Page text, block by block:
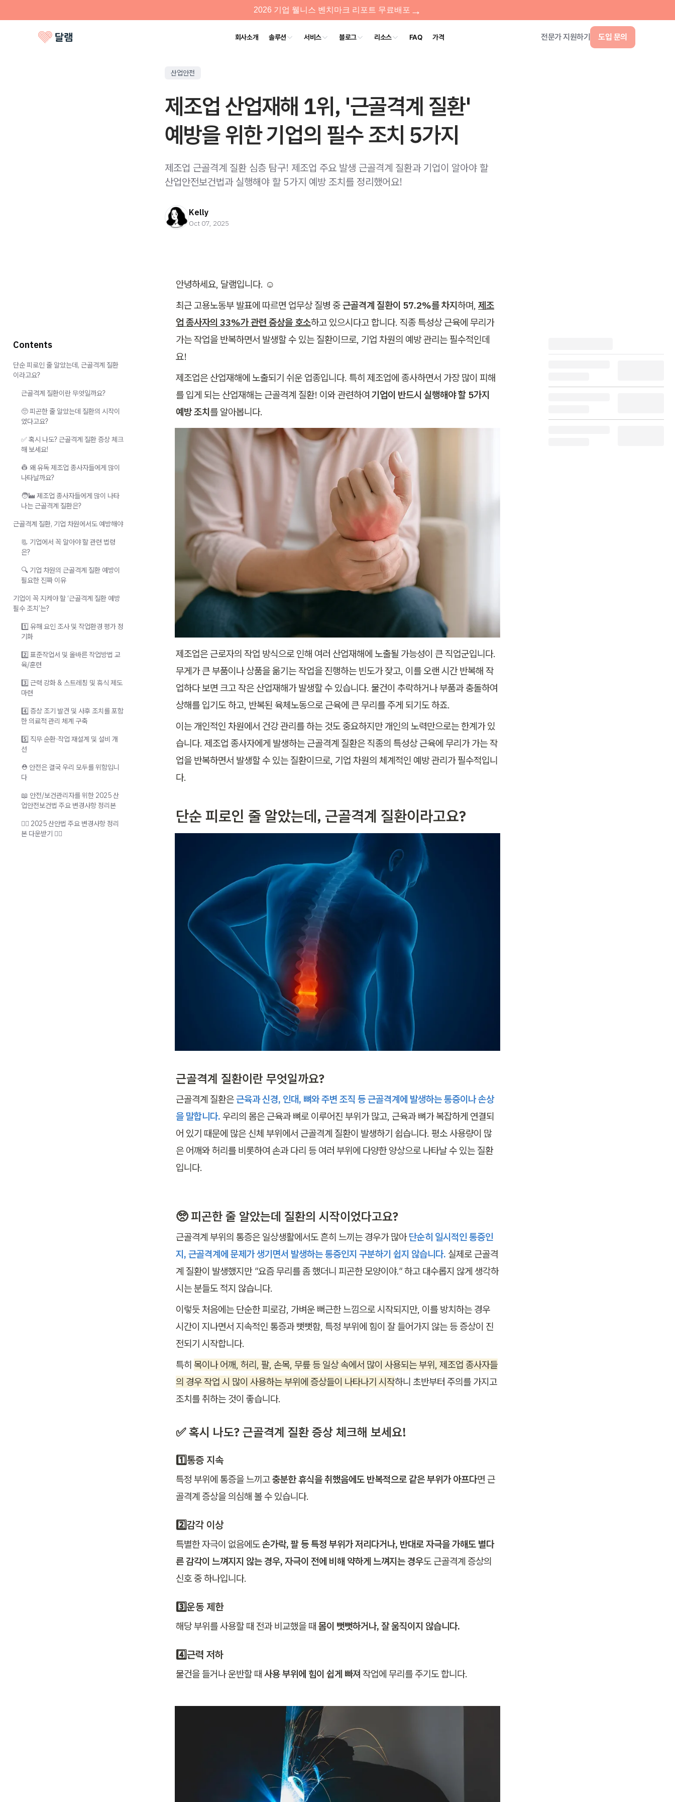
산업안전
제조업 산업재해 1위, '근골격계 질환'
예방을 위한 기업의 필수 조치 5가지
제조업 근골격계 질환 심층 탐구! 제조업 주요 발생 근골격계 질환과 기업이 알아야 할
산업안전보건법과 실행해야 할 5가지 예방 조치를 정리했어요!
Kelly
Oct 07, 2025
안녕하세요, 달램입니다. ☺️
최근 고용노동부 발표에 따르면 업무상 질병 중 근골격계 질환이 57.2%를 차지하며, 제조
업 종사자의 33%가 관련 증상을 호소하고 있으시다고 합니다. 직종 특성상 근육에 무리가
가는 작업을 반복하면서 발생할 수 있는 질환이므로, 기업 차원의 예방 관리는 필수적인데
요!
제조업은 산업재해에 노출되기 쉬운 업종입니다. 특히 제조업에 종사하면서 가장 많이 피해
를 입게 되는 산업재해는 근골격계 질환! 이와 관련하여 기업이 반드시 실행해야 할 5가지
예방 조치를 알아봅니다.
제조업은 근로자의 작업 방식으로 인해 여러 산업재해에 노출될 가능성이 큰 직업군입니다.
무게가 큰 부품이나 상품을 옮기는 작업을 진행하는 빈도가 잦고, 이를 오랜 시간 반복해 작
업하다 보면 크고 작은 산업재해가 발생할 수 있습니다. 물건이 추락하거나 부품과 충돌하여
상해를 입기도 하고, 반복된 육체노동으로 근육에 큰 무리를 주게 되기도 하죠.
이는 개인적인 차원에서 건강 관리를 하는 것도 중요하지만 개인의 노력만으로는 한계가 있
습니다. 제조업 종사자에게 발생하는 근골격계 질환은 직종의 특성상 근육에 무리가 가는 작
업을 반복하면서 발생할 수 있는 질환이므로, 기업 차원의 체계적인 예방 관리가 필수적입니
다.
단순 피로인 줄 알았는데, 근골격계 질환이라고요?
근골격계 질환이란 무엇일까요?
근골격계 질환은 근육과 신경, 인대, 뼈와 주변 조직 등 근골격계에 발생하는 통증이나 손상
을 말합니다. 우리의 몸은 근육과 뼈로 이루어진 부위가 많고, 근육과 뼈가 복잡하게 연결되
어 있기 때문에 많은 신체 부위에서 근골격계 질환이 발생하기 쉽습니다. 평소 사용량이 많
은 어깨와 허리를 비롯하여 손과 다리 등 여러 부위에 다양한 양상으로 나타날 수 있는 질환
입니다.
🥺 피곤한 줄 알았는데 질환의 시작이었다고요?
근골격계 부위의 통증은 일상생활에서도 흔히 느끼는 경우가 많아 단순히 일시적인 통증인
지, 근골격계에 문제가 생기면서 발생하는 통증인지 구분하기 쉽지 않습니다. 실제로 근골격
계 질환이 발생했지만 "요즘 무리를 좀 했더니 피곤한 모양이야." 하고 대수롭지 않게 생각하
시는 분들도 적지 않습니다.
이렇듯 처음에는 단순한 피로감, 가벼운 뻐근한 느낌으로 시작되지만, 이를 방치하는 경우
시간이 지나면서 지속적인 통증과 뻣뻣함, 특정 부위에 힘이 잘 들어가지 않는 등 증상이 진
전되기 시작합니다.
특히 목이나 어깨, 허리, 팔, 손목, 무릎 등 일상 속에서 많이 사용되는 부위, 제조업 종사자들
의 경우 작업 시 많이 사용하는 부위에 증상들이 나타나기 시작하니 초반부터 주의를 가지고
✅ 혹시 나도? 근골격계 질환 증상 체크해 보세요!
1️⃣통증 지속
특정 부위에 통증을 느끼고 충분한 휴식을 취했음에도 반복적으로 같은 부위가 아프다면 근
골격계 증상을 의심해 볼 수 있습니다.
2️⃣감각 이상
특별한 자극이 없음에도 손가락, 팔 등 특정 부위가 저리다거나, 반대로 자극을 가해도 별다
른 감각이 느껴지지 않는 경우, 자극이 전에 비해 약하게 느껴지는 경우도 근골격계 증상의
신호 중 하나입니다.
3️⃣운동 제한
해당 부위를 사용할 때 전과 비교했을 때 몸이 뻣뻣하거나, 잘 움직이지 않습니다.
4️⃣근력 저하
물건을 들거나 운반할 때 사용 부위에 힘이 쉽게 빠져 작업에 무리를 주기도 합니다.
Contents
단순 피로인 줄 알았는데, 근골격계 질환
이라고요?
근골격계 질환이란 무엇일까요?
🥺 피곤한 줄 알았는데 질환의 시작이
었다고요?
✅ 혹시 나도? 근골격계 질환 증상 체크
해 보세요!
👷 왜 유독 제조업 종사자들에게 많이
나타날까요?
🧑‍🏭 제조업 종사자들에게 많이 나타
나는 근골격계 질환은?
근골격계 질환, 기업 차원에서도 예방해야
📃 기업에서 꼭 알아야 할 관련 법령
은?
🔍 기업 차원의 근골격계 질환 예방이
필요한 진짜 이유
기업이 꼭 지켜야 할 ‘근골격계 질환 예방
필수 조치’는?
1️⃣ 유해 요인 조사 및 작업환경 평가 정
기화
2️⃣ 표준작업서 및 올바른 작업방법 교
육/훈련
3️⃣ 근력 강화 & 스트레칭 및 휴식 제도
마련
4️⃣ 증상 조기 발견 및 사후 조치를 포함
한 의료적 관리 체계 구축
5️⃣ 직무 순환·작업 재설계 및 설비 개
선
⛑️ 안전은 결국 우리 모두를 위함입니
다
📖 안전/보건관리자를 위한 2025 산
업안전보건법 주요 변경사항 정리본
👉🏻 2025 산안법 주요 변경사항 정리
본 다운받기 👈🏻